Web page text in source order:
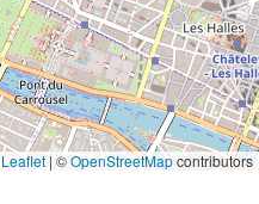
Leaflet | ©OpenStreetMapcontributors